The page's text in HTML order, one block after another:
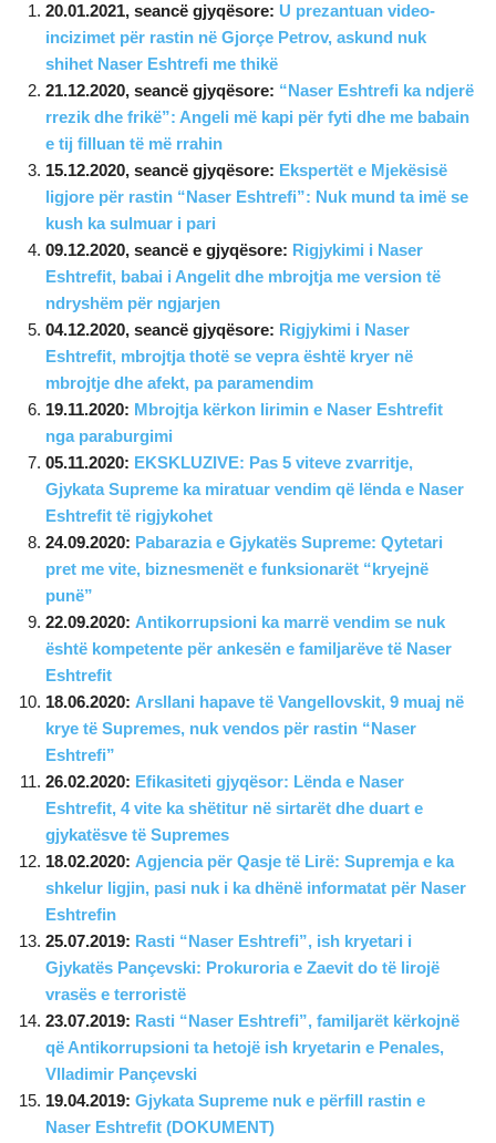
20.01.2021, seancë gjyqësore: U prezantuan video-
incizimet për rastin në Gjorçe Petrov, askund nuk
shihet Naser Eshtrefi me thikë
21.12.2020, seancë gjyqësore: “Naser Eshtrefi ka ndjerë
rrezik dhe frikë”: Angeli më kapi për fyti dhe me babain
e tij filluan të më rrahin
15.12.2020, seancë gjyqësore: Ekspertët e Mjekësisë
ligjore për rastin “Naser Eshtrefi”: Nuk mund ta imë se
kush ka sulmuar i pari
09.12.2020, seancë e gjyqësore: Rigjykimi i Naser
Eshtrefit, babai i Angelit dhe mbrojtja me version të
ndryshëm për ngjarjen
04.12.2020, seancë gjyqësore: Rigjykimi i Naser
Eshtrefit, mbrojtja thotë se vepra është kryer në
mbrojtje dhe afekt, pa paramendim
19.11.2020: Mbrojtja kërkon lirimin e Naser Eshtrefit
nga paraburgimi
05.11.2020: EKSKLUZIVE: Pas 5 viteve zvarritje,
Gjykata Supreme ka miratuar vendim që lënda e Naser
Eshtrefit të rigjykohet
24.09.2020: Pabarazia e Gjykatës Supreme: Qytetari
pret me vite, biznesmenët e funksionarët “kryejnë
punë”
22.09.2020: Antikorrupsioni ka marrë vendim se nuk
është kompetente për ankesën e familjarëve të Naser
Eshtrefit
18.06.2020: Arsllani hapave të Vangellovskit, 9 muaj në
krye të Supremes, nuk vendos për rastin “Naser
Eshtrefi”
26.02.2020: Efikasiteti gjyqësor: Lënda e Naser
Eshtrefit, 4 vite ka shëtitur në sirtarët dhe duart e
gjykatësve të Supremes
18.02.2020: Agjencia për Qasje të Lirë: Supremja e ka
shkelur ligjin, pasi nuk i ka dhënë informatat për Naser
Eshtrefin
25.07.2019: Rasti “Naser Eshtrefi”, ish kryetari i
Gjykatës Pançevski: Prokuroria e Zaevit do të lirojë
vrasës e terroristë
23.07.2019: Rasti “Naser Eshtrefi”, familjarët kërkojnë
që Antikorrupsioni ta hetojë ish kryetarin e Penales,
Vlladimir Pançevski
19.04.2019: Gjykata Supreme nuk e përfill rastin e
Naser Eshtrefit (DOKUMENT)